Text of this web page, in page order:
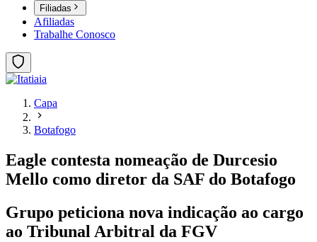
Filiadas
Afiliadas
Trabalhe Conosco
Capa
Botafogo
Eagle contesta nomeação de Durcesio
Mello como diretor da SAF do Botafogo
Grupo peticiona nova indicação ao cargo
ao Tribunal Arbitral da FGV